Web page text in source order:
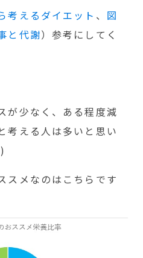
考えるダイエット 、 図
と代謝）参考にしてく
が少なく、ある程度減
考える人は多いと思い
メなのはこちらです